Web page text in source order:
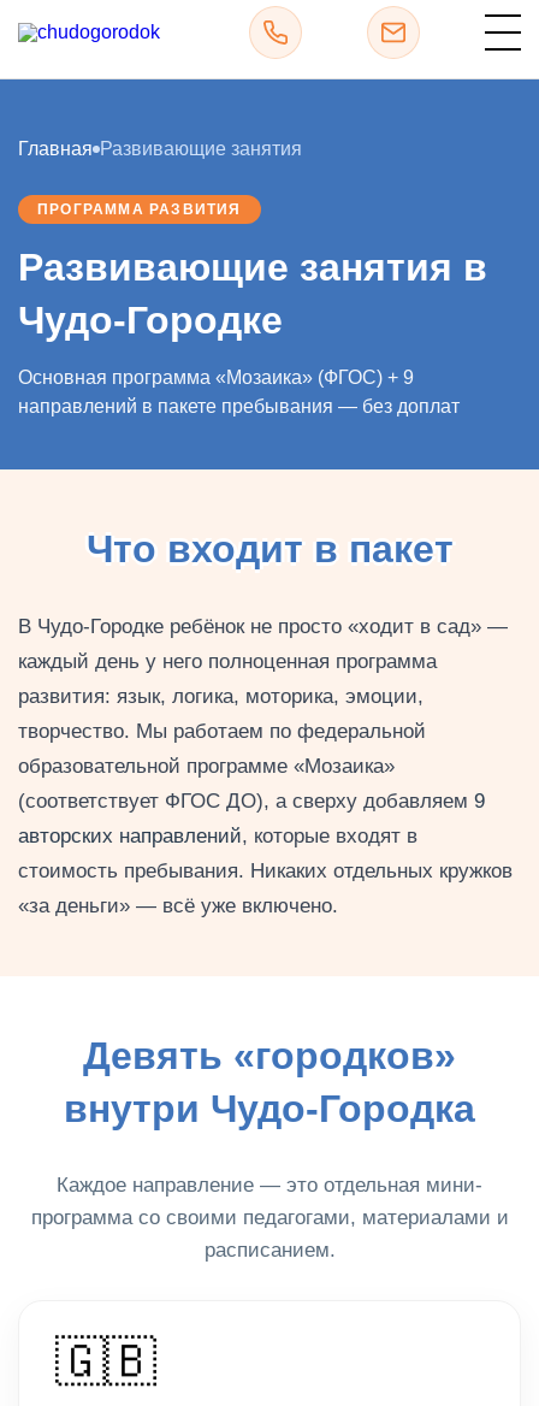
Главная Развивающие занятия
ПРОГРАММА РАЗВИТИЯ
Развивающие занятия в
Чудо-Городке
Основная программа «Мозаика» (ФГОС) + 9
направлений в пакете пребывания — без доплат
Что входит в пакет
В Чудо-Городке ребёнок не просто «ходит в сад» —
каждый день у него полноценная программа
развития: язык, логика, моторика, эмоции,
творчество. Мы работаем по федеральной
образовательной программе «Мозаика»
(соответствует ФГОС ДО), а сверху добавляем 9
авторских направлений, которые входят в
стоимость пребывания. Никаких отдельных кружков
«за деньги» — всё уже включено.
Девять «городков»
внутри Чудо-Городка
Каждое направление — это отдельная мини-
программа со своими педагогами, материалами и
расписанием.
🇬🇧